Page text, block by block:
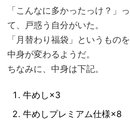
「こんなに多かったっけ？」
て、戸惑う自分がいた。
「月替わり福袋」というもの
中身が変わるようだ。
ちなみに、中身は下記。
牛めし×3
牛めしプレミアム仕様×8